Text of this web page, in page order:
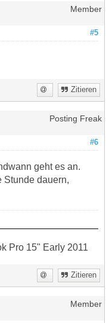
Member
#5
Zitieren
Posting Freak
#6
geht es an.
Stunde dauern,
Pro 15" Early 2011
Zitieren
Member